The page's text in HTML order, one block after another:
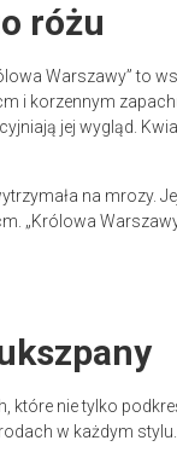
różu
Warszawy” to
i korzennym
jej wygląd.
na mrozy.
„Królowa
nie tylko
w każdym stylu.